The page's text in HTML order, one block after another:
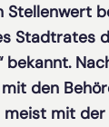
Stellenwert
Stadtrates
den
meist mit